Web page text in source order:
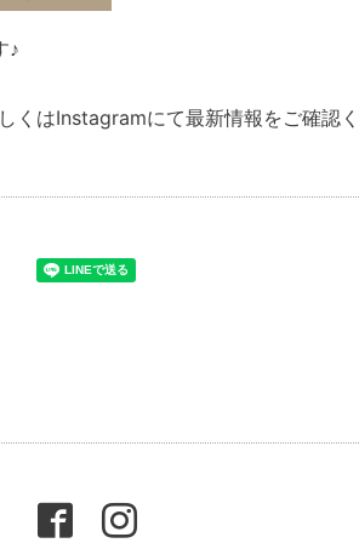
♪
くはInstagramにて最新情報をご確認